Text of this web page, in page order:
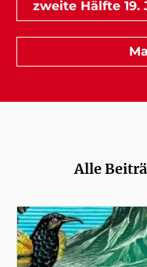
zweite Hälfte 19.
Alle